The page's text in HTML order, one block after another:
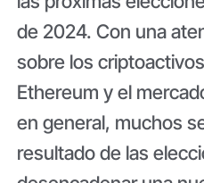
de 2024. Con una
sobre los
Ethereum y el
en general, muchos
resultado de las